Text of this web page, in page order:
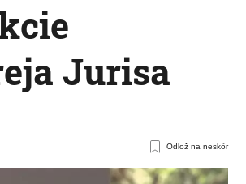
Jurisa
Odlož na neskôr